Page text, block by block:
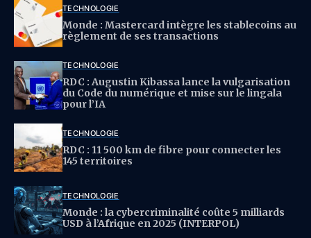
TECHNOLOGIE
Monde : Mastercard intègre les stablecoins au
règlement de ses transactions
TECHNOLOGIE
RDC : Augustin Kibassa lance la vulgarisation
du Code du numérique et mise sur le lingala
pour l’IA
TECHNOLOGIE
RDC : 11 500 km de fibre pour connecter les
145 territoires
TECHNOLOGIE
Monde : la cybercriminalité coûte 5 milliards
USD à l’Afrique en 2025 (INTERPOL)